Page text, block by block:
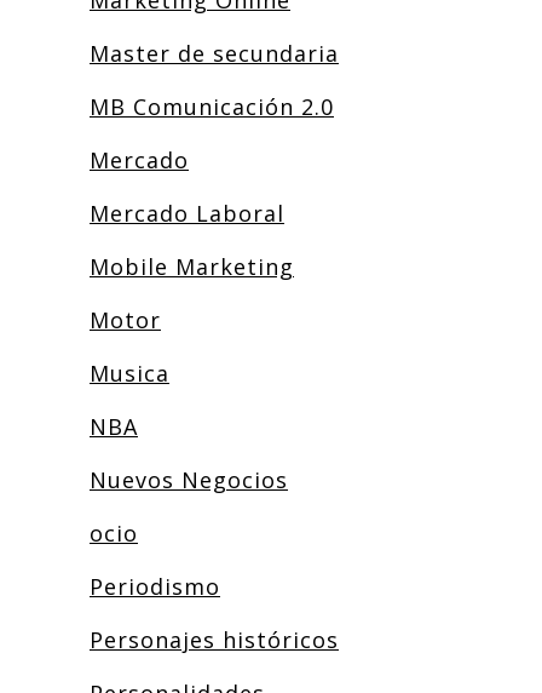
Master de secundaria
MB Comunicación 2.0
Mercado
Mercado Laboral
Mobile Marketing
Motor
Musica
NBA
Nuevos Negocios
ocio
Periodismo
Personajes históricos